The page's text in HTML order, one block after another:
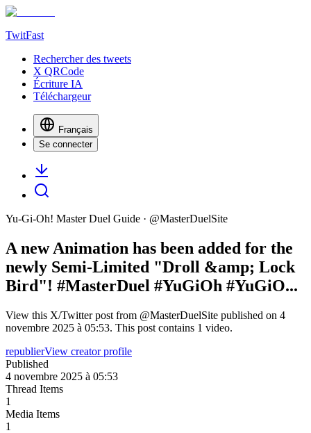
TwitFast
Rechercher des tweets
X QRCode
Écriture IA
Téléchargeur
Français
Se connecter
Yu-Gi-Oh! Master Duel Guide · @MasterDuelSite
A new Animation has been added for the
newly Semi-Limited "Droll &amp; Lock
Bird"! #MasterDuel #YuGiOh #YuGiO...
View this X/Twitter post from @MasterDuelSite published on 4
novembre 2025 à 05:53. This post contains 1 video.
republierView creator profile
Published
4 novembre 2025 à 05:53
Thread Items
1
Media Items
1